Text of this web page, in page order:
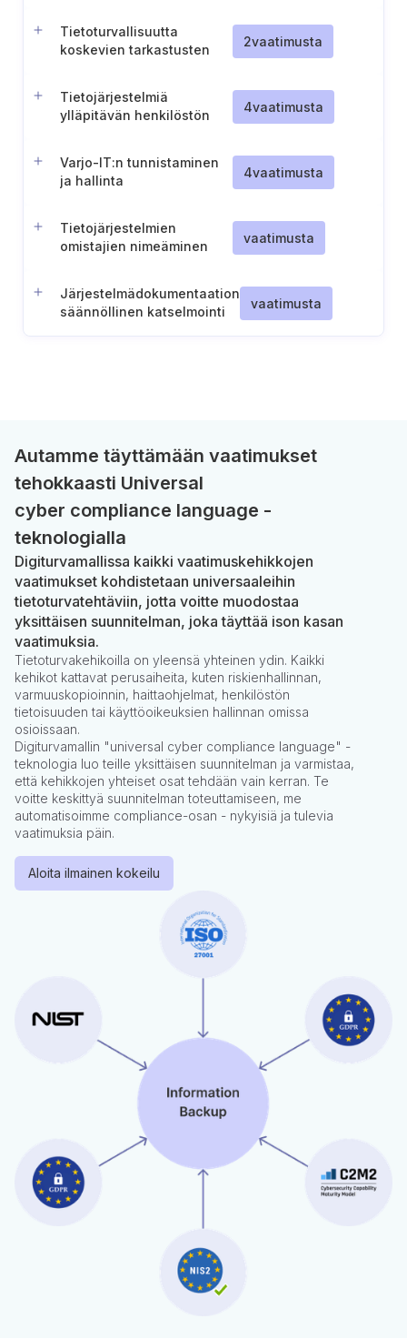
Tietoturvallisuutta
koskevien tarkastusten
2vaatimusta
Tietojärjestelmiä
ylläpitävän henkilöstön
4vaatimusta
Varjo-IT:n tunnistaminen
ja hallinta
4vaatimusta
Tietojärjestelmien
omistajien nimeäminen
vaatimusta
Järjestelmädokumentaation
säännöllinen katselmointi
vaatimusta
Autamme täyttämään vaatimukset
tehokkaasti Universal
cyber compliance language -
teknologialla
Digiturvamallissa kaikki vaatimuskehikkojen
vaatimukset kohdistetaan universaaleihin
tietoturvatehtäviin, jotta voitte muodostaa
yksittäisen suunnitelman, joka täyttää ison kasan
vaatimuksia.
Tietoturvakehikoilla on yleensä yhteinen ydin. Kaikki
kehikot kattavat perusaiheita, kuten riskienhallinnan,
varmuuskopioinnin, haittaohjelmat, henkilöstön
tietoisuuden tai käyttöoikeuksien hallinnan omissa
osioissaan.
Digiturvamallin "universal cyber compliance language" -
teknologia luo teille yksittäisen suunnitelman ja varmistaa,
että kehikkojen yhteiset osat tehdään vain kerran. Te
voitte keskittyä suunnitelman toteuttamiseen, me
automatisoimme compliance-osan - nykyisiä ja tulevia
vaatimuksia päin.
Aloita ilmainen kokeilu